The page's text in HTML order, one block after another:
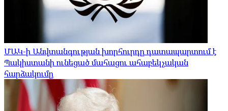
ՄԱԿ-ի Անվտանգության խորհուրդը դատապարտում է
Պակիստանի ունեցած մահացու ահաբեկչական
հարձակումը